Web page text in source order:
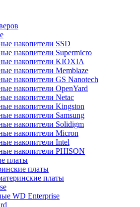
накопители SSD
накопители Supermicro
накопители KIOXIA
накопители Memblaze
накопители GS Nanotech
накопители OpenYard
накопители Netac
накопители Kingston
накопители Samsung
накопители Solidigm
накопители Micron
накопители Intel
накопители PHISON
платы
платы
платы
WD Enterprise